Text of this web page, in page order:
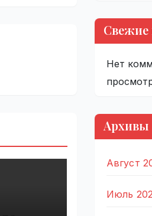
Свежие
Нет
Архивы
Август
Июль